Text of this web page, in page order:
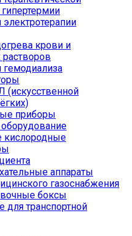
крови и
(искусственной
приборы
кислородные
аппараты
газоснабжения
боксы
для транспортной